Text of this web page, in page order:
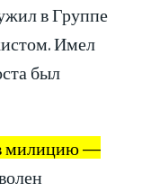
в Группе
Имел
был
в милицию —